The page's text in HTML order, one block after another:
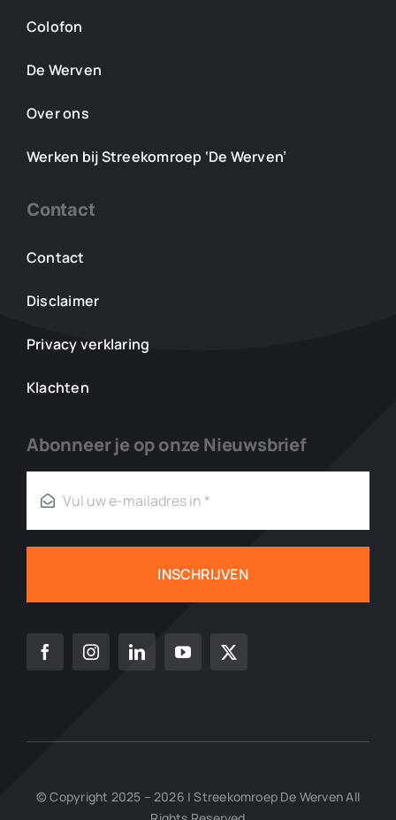
Colofon
De Werven
Over ons
Werken bij Streekomroep ‘De Werven’
Contact
Contact
Disclaimer
Privacy verklaring
Klachten
Abonneer je op onze Nieuwsbrief
INSCHRIJVEN
© Copyright 2025 – 2026 | Streekomroep De Werven All